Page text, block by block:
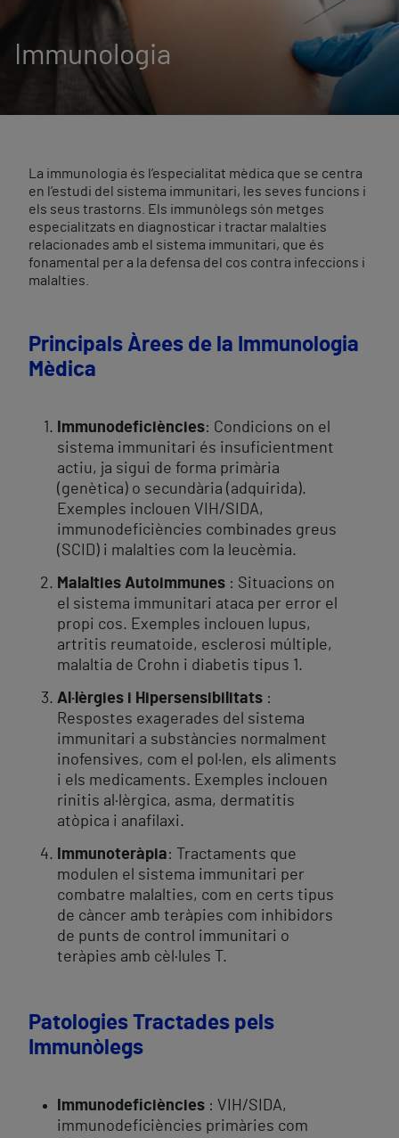
Immunologia
La immunologia és l’especialitat mèdica que se centra
en l’estudi del sistema immunitari, les seves funcions i
els seus trastorns. Els immunòlegs són metges
especialitzats en diagnosticar i tractar malalties
relacionades amb el sistema immunitari, que és
fonamental per a la defensa del cos contra infeccions i
malalties.
Principals Àrees de la Immunologia
Mèdica
Immunodeficiències: Condicions on el
sistema immunitari és insuficientment
actiu, ja sigui de forma primària
(genètica) o secundària (adquirida).
Exemples inclouen VIH/SIDA,
immunodeficiències combinades greus
(SCID) i malalties com la leucèmia.
Malalties Autoimmunes : Situacions on
el sistema immunitari ataca per error el
propi cos. Exemples inclouen lupus,
artritis reumatoide, esclerosi múltiple,
malaltia de Crohn i diabetis tipus 1.
Al·lèrgies i Hipersensibilitats :
Respostes exagerades del sistema
immunitari a substàncies normalment
inofensives, com el pol·len, els aliments
i els medicaments. Exemples inclouen
rinitis al·lèrgica, asma, dermatitis
atòpica i anafilaxi.
Immunoteràpia: Tractaments que
modulen el sistema immunitari per
combatre malalties, com en certs tipus
de càncer amb teràpies com inhibidors
de punts de control immunitari o
teràpies amb cèl·lules T.
Patologies Tractades pels
Immunòlegs
Immunodeficiències : VIH/SIDA,
immunodeficiències primàries com